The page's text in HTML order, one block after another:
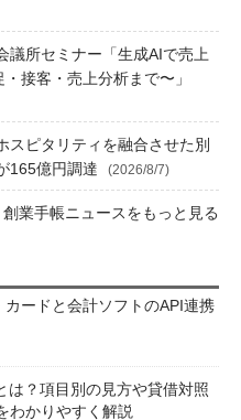
議所セミナー「生成AIで売上
接客・売上分析まで〜」
スピタリティを融合させた別
165億円調達
(2026/8/7)
創業手帳ニュースをもっと見る
ードと会計ソフトのAPI連携
は？項目別の見方や貸借対照
わかりやすく解説